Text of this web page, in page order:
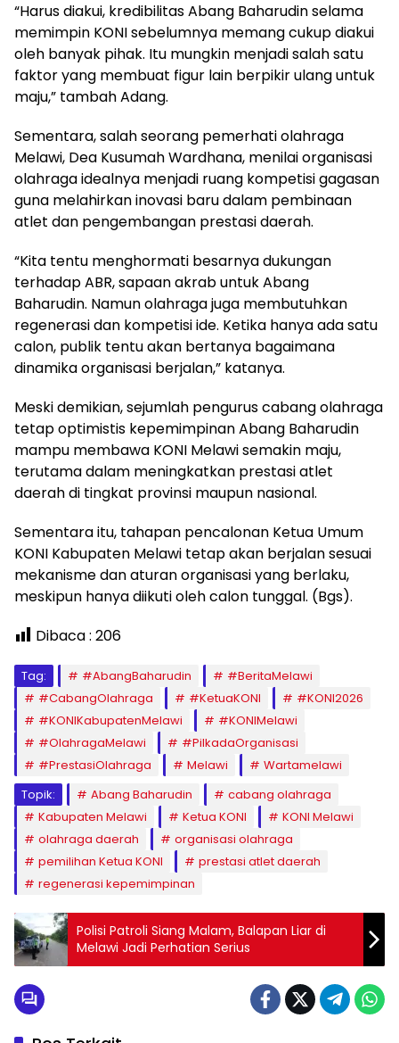
“Harus diakui, kredibilitas Abang Baharudin selama
memimpin KONI sebelumnya memang cukup diakui
oleh banyak pihak. Itu mungkin menjadi salah satu
faktor yang membuat figur lain berpikir ulang untuk
maju,” tambah Adang.
Sementara, salah seorang pemerhati olahraga
Melawi, Dea Kusumah Wardhana, menilai organisasi
olahraga idealnya menjadi ruang kompetisi gagasan
guna melahirkan inovasi baru dalam pembinaan
atlet dan pengembangan prestasi daerah.
“Kita tentu menghormati besarnya dukungan
terhadap ABR, sapaan akrab untuk Abang
Baharudin. Namun olahraga juga membutuhkan
regenerasi dan kompetisi ide. Ketika hanya ada satu
calon, publik tentu akan bertanya bagaimana
dinamika organisasi berjalan,” katanya.
Meski demikian, sejumlah pengurus cabang olahraga
tetap optimistis kepemimpinan Abang Baharudin
mampu membawa KONI Melawi semakin maju,
terutama dalam meningkatkan prestasi atlet
daerah di tingkat provinsi maupun nasional.
Sementara itu, tahapan pencalonan Ketua Umum
KONI Kabupaten Melawi tetap akan berjalan sesuai
mekanisme dan aturan organisasi yang berlaku,
meskipun hanya diikuti oleh calon tunggal. (Bgs).
Dibaca : 206
Tag: #AbangBaharudin
#BeritaMelawi
#CabangOlahraga
#KetuaKONI
#KONI2026
#KONIKabupatenMelawi
#KONIMelawi
#OlahragaMelawi
#PilkadaOrganisasi
#PrestasiOlahraga
Melawi
Wartamelawi
Topik:
Abang Baharudin
cabang olahraga
Kabupaten Melawi
Ketua KONI
KONI Melawi
olahraga daerah
organisasi olahraga
pemilihan Ketua KONI
prestasi atlet daerah
regenerasi kepemimpinan
Polisi Patroli Siang Malam, Balapan Liar di
Melawi Jadi Perhatian Serius